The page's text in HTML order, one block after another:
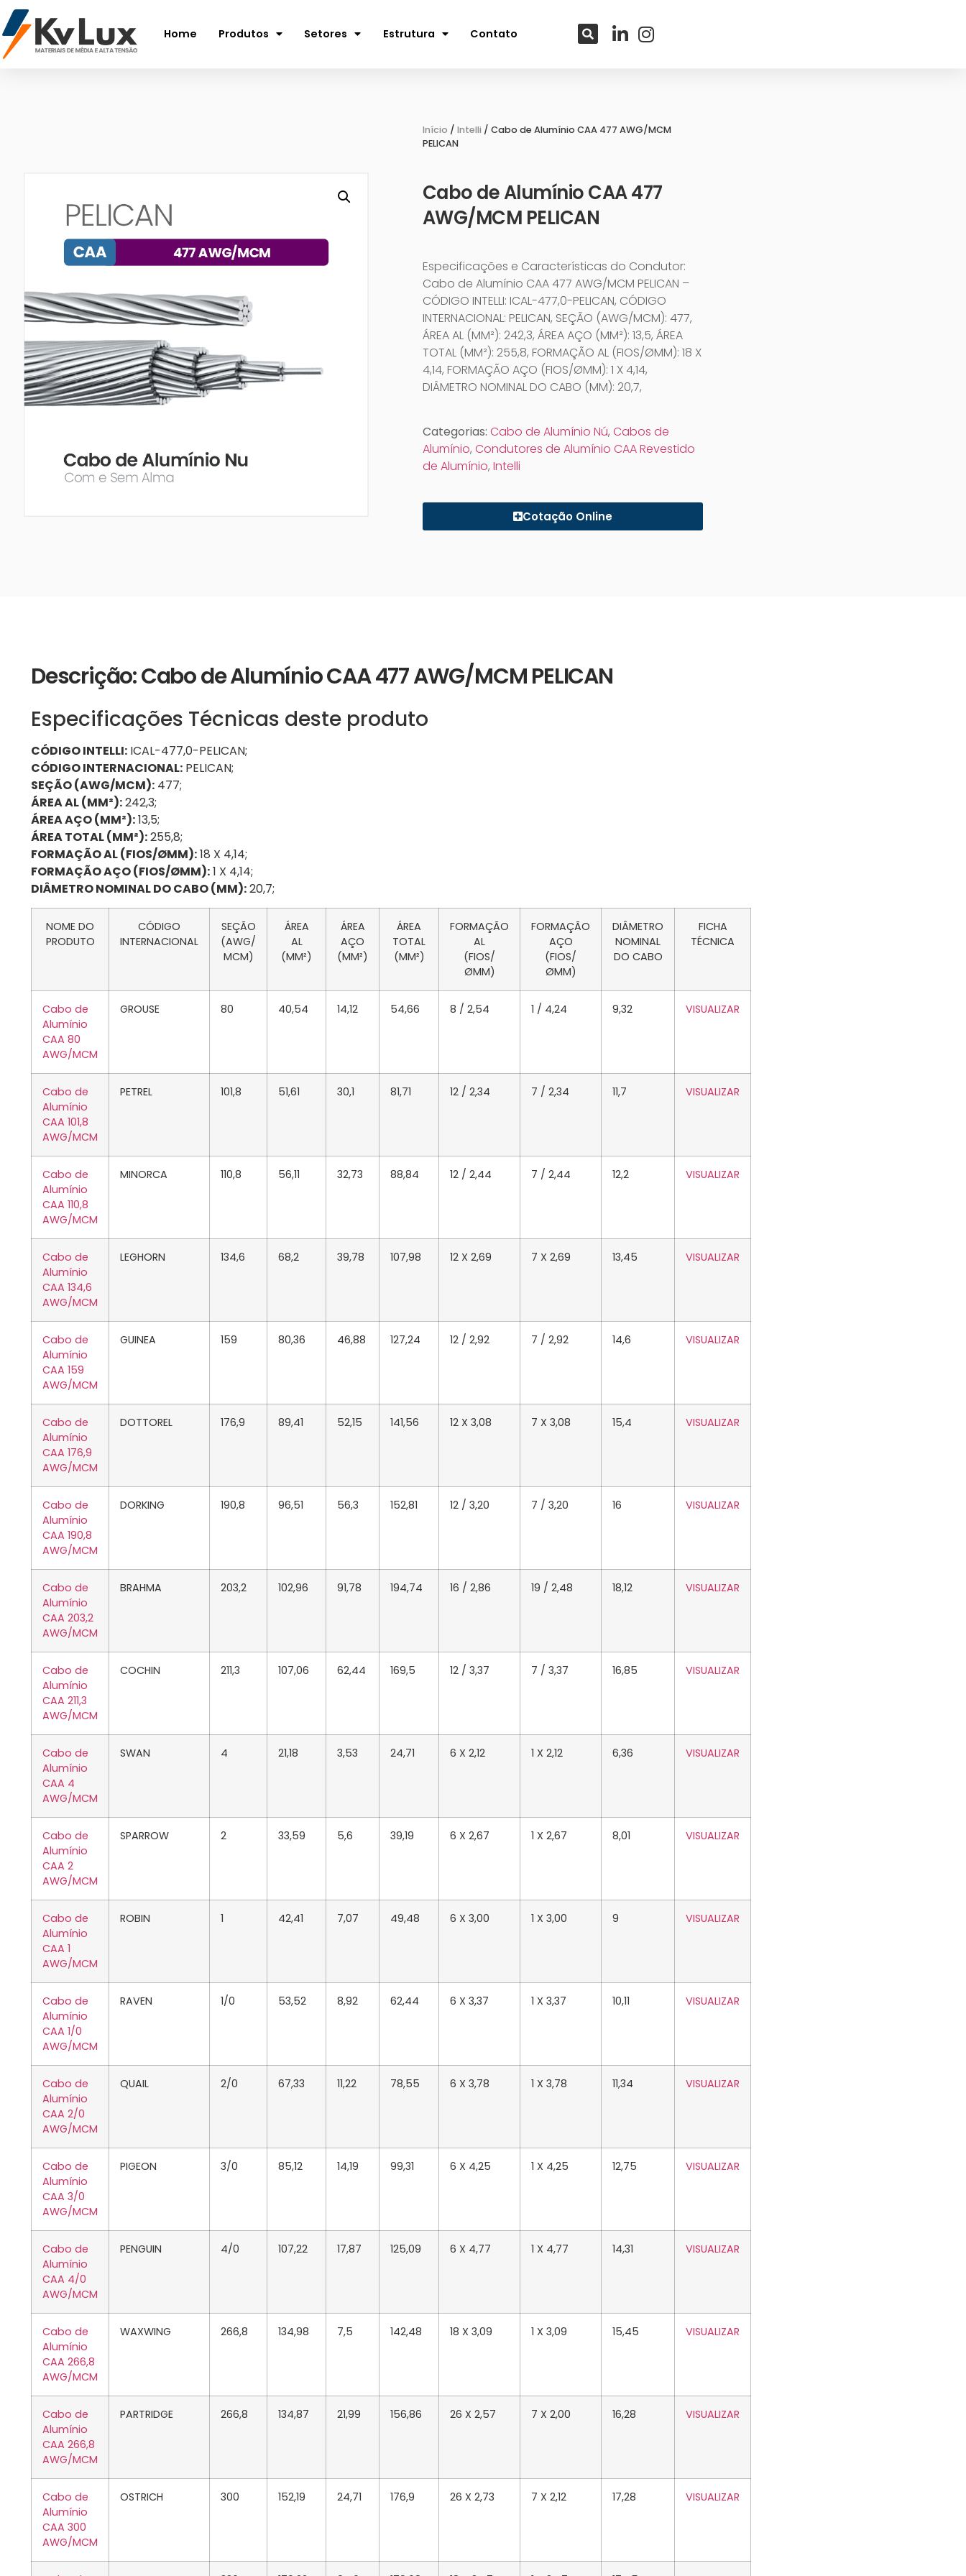
Home Produtos Setores Estrutura Contato
Início / Intelli / Cabo de Alumínio CAA 477 AWG/MCM
PELICAN
Cabo de Alumínio CAA 477
AWG/MCM PELICAN
Especificações e Características do Condutor:
Cabo de Alumínio CAA 477 AWG/MCM PELICAN –
CÓDIGO INTELLI: ICAL-477,0-PELICAN, CÓDIGO
INTERNACIONAL: PELICAN, SEÇÃO (AWG/MCM): 477,
ÁREA AL (MM²): 242,3, ÁREA AÇO (MM²): 13,5, ÁREA
TOTAL (MM²): 255,8, FORMAÇÃO AL (FIOS/ØMM): 18 X
4,14, FORMAÇÃO AÇO (FIOS/ØMM): 1 X 4,14,
DIÂMETRO NOMINAL DO CABO (MM): 20,7,
Categorias: Cabo de Alumínio Nú, Cabos de
Alumínio, Condutores de Alumínio CAA Revestido
de Alumínio, Intelli
Cotação Online
Descrição: Cabo de Alumínio CAA 477 AWG/MCM PELICAN
Especificações Técnicas deste produto
CÓDIGO INTELLI: ICAL-477,0-PELICAN;
CÓDIGO INTERNACIONAL: PELICAN;
SEÇÃO (AWG/MCM): 477;
ÁREA AL (MM²):242,3;
ÁREA AÇO (MM²):13,5;
ÁREA TOTAL (MM²):255,8;
FORMAÇÃO AL (FIOS/ØMM):18 X 4,14;
FORMAÇÃO AÇO (FIOS/ØMM):1 X 4,14;
DIÂMETRO NOMINAL DO CABO (MM):20,7;
NOME DO
PRODUTO
CÓDIGO
INTERNACIONAL
SEÇÃO
(AWG/
MCM)
ÁREA
AL
(MM²)
ÁREA
AÇO
(MM²)
ÁREA
TOTAL
(MM²)
FORMAÇÃO
AL
(FIOS/
ØMM)
FORMAÇÃO
AÇO
(FIOS/
ØMM)
DIÂMETRO
NOMINAL
DO CABO
FICHA
TÉCNICA
Cabo de
Alumínio
CAA 80
AWG/MCM
GROUSE 80 40,54 14,12 54,66 8 / 2,54 1 / 4,24 9,32 VISUALIZAR
Cabo de
Alumínio
CAA 101,8
AWG/MCM
PETREL 101,8 51,61 30,1 81,71 12 / 2,34 7 / 2,34 11,7 VISUALIZAR
Cabo de
Alumínio
CAA 110,8
AWG/MCM
MINORCA 110,8 56,11 32,73 88,84 12 / 2,44 7 / 2,44 12,2 VISUALIZAR
Cabo de
Alumínio
CAA 134,6
AWG/MCM
LEGHORN 134,6 68,2 39,78 107,98 12 X 2,69 7 X 2,69 13,45 VISUALIZAR
Cabo de
Alumínio
CAA 159
AWG/MCM
GUINEA 159 80,36 46,88 127,24 12 / 2,92 7 / 2,92 14,6 VISUALIZAR
Cabo de
Alumínio
CAA 176,9
AWG/MCM
DOTTOREL 176,9 89,41 52,15 141,56 12 X 3,08 7 X 3,08 15,4 VISUALIZAR
Cabo de
Alumínio
CAA 190,8
AWG/MCM
DORKING 190,8 96,51 56,3 152,81 12 / 3,20 7 / 3,20 16 VISUALIZAR
Cabo de
Alumínio
CAA 203,2
AWG/MCM
BRAHMA 203,2 102,96 91,78 194,74 16 / 2,86 19 / 2,48 18,12 VISUALIZAR
Cabo de
Alumínio
CAA 211,3
AWG/MCM
COCHIN 211,3 107,06 62,44 169,5 12 / 3,37 7 / 3,37 16,85 VISUALIZAR
Cabo de
Alumínio
CAA 4
AWG/MCM
SWAN 4 21,18 3,53 24,71 6 X 2,12 1 X 2,12 6,36 VISUALIZAR
Cabo de
Alumínio
CAA 2
AWG/MCM
SPARROW 2 33,59 5,6 39,19 6 X 2,67 1 X 2,67 8,01 VISUALIZAR
Cabo de
Alumínio
CAA 1
AWG/MCM
ROBIN 1 42,41 7,07 49,48 6 X 3,00 1 X 3,00 9 VISUALIZAR
Cabo de
Alumínio
CAA 1/0
AWG/MCM
RAVEN 1/0 53,52 8,92 62,44 6 X 3,37 1 X 3,37 10,11 VISUALIZAR
Cabo de
Alumínio
CAA 2/0
AWG/MCM
QUAIL 2/0 67,33 11,22 78,55 6 X 3,78 1 X 3,78 11,34 VISUALIZAR
Cabo de
Alumínio
CAA 3/0
AWG/MCM
PIGEON 3/0 85,12 14,19 99,31 6 X 4,25 1 X 4,25 12,75 VISUALIZAR
Cabo de
Alumínio
CAA 4/0
AWG/MCM
PENGUIN 4/0 107,22 17,87 125,09 6 X 4,77 1 X 4,77 14,31 VISUALIZAR
Cabo de
Alumínio
CAA 266,8
AWG/MCM
WAXWING 266,8 134,98 7,5 142,48 18 X 3,09 1 X 3,09 15,45 VISUALIZAR
Cabo de
Alumínio
CAA 266,8
AWG/MCM
PARTRIDGE 266,8 134,87 21,99 156,86 26 X 2,57 7 X 2,00 16,28 VISUALIZAR
Cabo de
Alumínio
CAA 300
AWG/MCM
OSTRICH 300 152,19 24,71 176,9 26 X 2,73 7 X 2,12 17,28 VISUALIZAR